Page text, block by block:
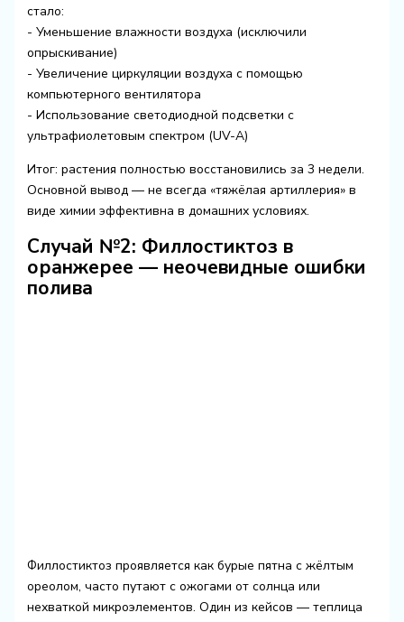
стало:
- Уменьшение влажности воздуха (исключили
опрыскивание)
- Увеличение циркуляции воздуха с помощью
компьютерного вентилятора
- Использование светодиодной подсветки с
ультрафиолетовым спектром (UV-A)
Итог: растения полностью восстановились за 3 недели.
Основной вывод — не всегда «тяжёлая артиллерия» в
виде химии эффективна в домашних условиях.
Случай №2: Филлостиктоз в
оранжерее — неочевидные ошибки
полива
Филлостиктоз проявляется как бурые пятна с жёлтым
ореолом, часто путают с ожогами от солнца или
нехваткой микроэлементов. Один из кейсов — теплица